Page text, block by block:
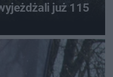
już 115